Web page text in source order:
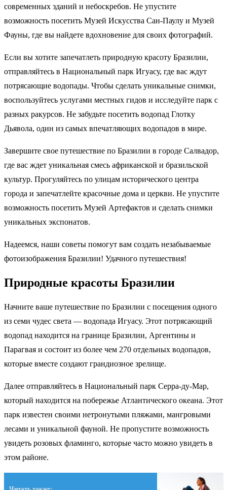
современных зданий и небоскребов. Не упустите
возможность посетить Музей Искусства Сан-Паулу и Музей
Фауны, где вы найдете вдохновение для своих фотографий.
Если вы хотите запечатлеть природную красоту Бразилии,
отправляйтесь в Национальный парк Игуасу, где вас ждут
потрясающие водопады. Чтобы сделать уникальные снимки,
воспользуйтесь услугами местных гидов и исследуйте парк с
разных ракурсов. Не забудьте посетить водопад Глотку
Дьявола, один из самых впечатляющих водопадов в мире.
Завершите свое путешествие по Бразилии в городе Салвадор,
где вас ждет уникальная смесь африканской и бразильской
культур. Прогуляйтесь по улицам исторического центра
города и запечатлейте красочные дома и церкви. Не упустите
возможность посетить Музей Артефактов и сделать снимки
уникальных экспонатов.
Надеемся, наши советы помогут вам создать незабываемые
фотоизображения Бразилии! Удачного путешествия!
Природные красоты Бразилии
Начните ваше путешествие по Бразилии с посещения одного
из семи чудес света — водопада Игуасу. Этот потрясающий
водопад находится на границе Бразилии, Аргентины и
Парагвая и состоит из более чем 270 отдельных водопадов,
которые вместе создают грандиозное зрелище.
Далее отправляйтесь в Национальный парк Серра-ду-Мар,
который находится на побережье Атлантического океана. Этот
парк известен своими нетронутыми пляжами, мангровыми
лесами и уникальной фауной. Не пропустите возможность
увидеть розовых фламинго, которые часто можно увидеть в
этом районе.